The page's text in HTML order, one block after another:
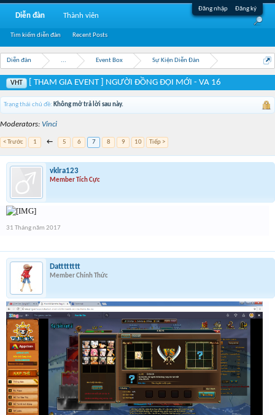
Đăng nhập Đăng ký
Diễn đàn ... Event Box Sự Kiện Diễn Đàn
VHT [ THAM GIA EVENT ] NGƯỜI ĐỒNG ĐỘI MỚI - VA 16
Trạng thái chủ đề: Không mở trả lời sau này.
Moderators: Vinci
< Trước 1 ← 5 6 7 8 9 10 Tiếp >
vklra123
Member Tích Cực
31 Tháng năm 2017
Datttttttt
Member Chính Thức
Diễn đàn
Tìm kiếm diễn đàn Recent Posts
Thành viên